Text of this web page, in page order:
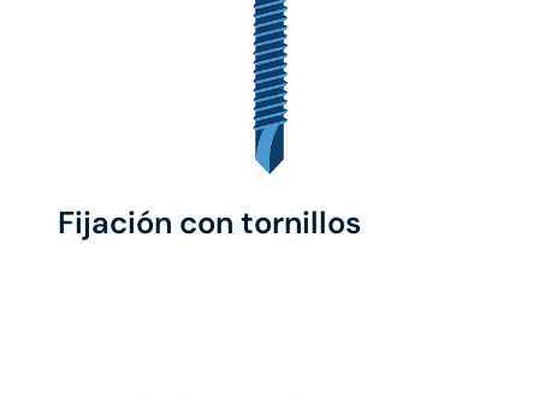
Fijación con tornillos